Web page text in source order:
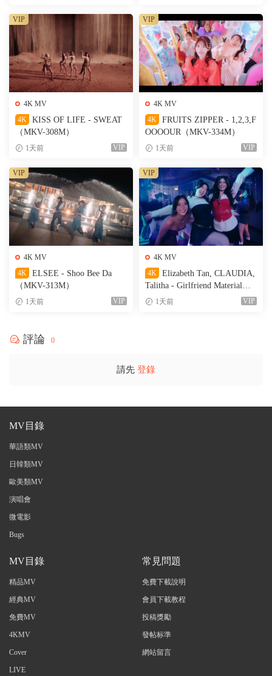
4K MV
4K
KISS OF LIFE - SWEAT
（MKV-308M）
1天前 VIP
VIP
4K MV
4K
FRUITS ZIPPER - 1,2,3,F
OOOOUR（MKV-334M）
1天前 VIP
VIP
4K MV
4K
ELSEE - Shoo Bee Da
（MKV-313M）
1天前 VIP
VIP
4K MV
4K
Elizabeth Tan, CLAUDIA,
Talitha - Girlfriend Material
（MKV-236M）
1天前 VIP
VIP
評論 0
請先 登錄
MV目錄
華語類MV
日韓類MV
歐美類MV
演唱會
微電影
Bugs
MV目錄
精品MV
經典MV
免費MV
4KMV
Cover
LIVE
常見問題
免費下載說明
會員下載教程
投稿獎勵
發帖标準
網站留言